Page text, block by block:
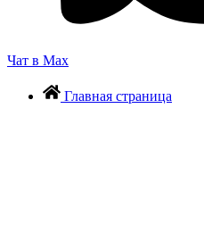
Чат в Max
Главная страница